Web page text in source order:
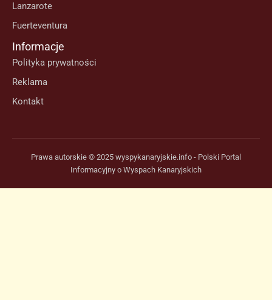
Lanzarote
Fuerteventura
Informacje
Polityka prywatności
Reklama
Kontakt
Prawa autorskie © 2025 wyspykanaryjskie.info - Polski Portal
Informacyjny o Wyspach Kanaryjskich